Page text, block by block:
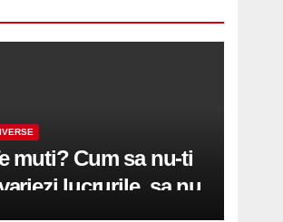
muti? Cum sa nu-ti
lucrurile, sa nu
podeaua sau sa